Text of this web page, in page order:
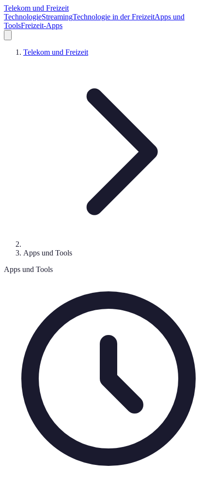
Telekom und Freizeit
TechnologieStreamingTechnologie in der FreizeitApps und
ToolsFreizeit-Apps
Telekom und Freizeit
Apps und Tools
Apps und Tools